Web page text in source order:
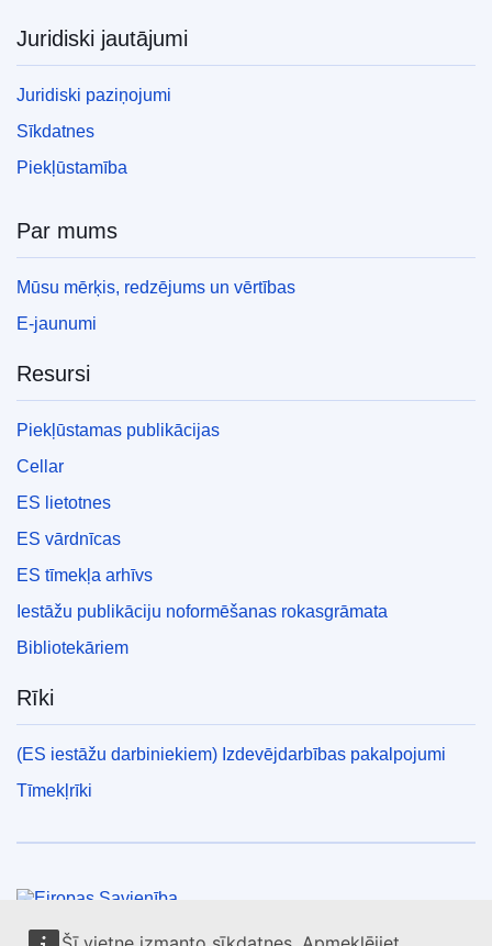
Juridiski jautājumi
Juridiski paziņojumi
Sīkdatnes
Piekļūstamība
Par mums
Mūsu mērķis, redzējums un vērtības
E-jaunumi
Resursi
Piekļūstamas publikācijas
Cellar
ES lietotnes
ES vārdnīcas
ES tīmekļa arhīvs
Iestāžu publikāciju noformēšanas rokasgrāmata
Bibliotekāriem
Rīki
(ES iestāžu darbiniekiem) Izdevējdarbības pakalpojumi
Tīmekļrīki
Uzziniet vairāk portālā europa.eu